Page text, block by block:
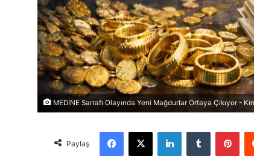
MEDİNE Sarrafı Olayında Yeni Mağdurlar Ortaya Çıkıyor -
Paylaş